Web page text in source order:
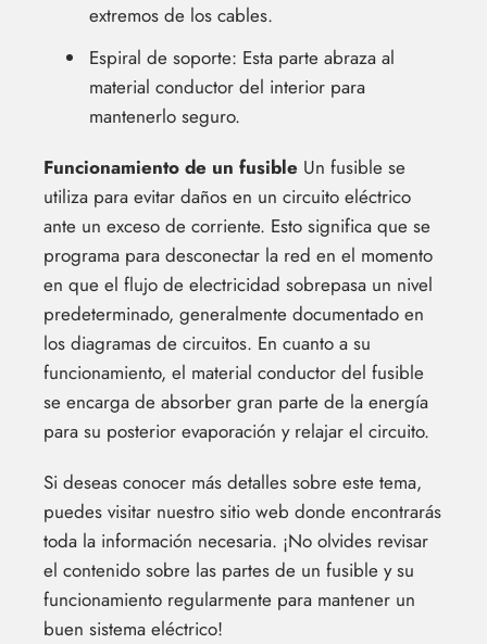
extremos de los cables.
Espiral de soporte: Esta parte abraza al
material conductor del interior para
mantenerlo seguro.
Funcionamiento de un fusible Un fusible se
utiliza para evitar daños en un circuito eléctrico
ante un exceso de corriente. Esto significa que se
programa para desconectar la red en el momento
en que el flujo de electricidad sobrepasa un nivel
predeterminado, generalmente documentado en
los diagramas de circuitos. En cuanto a su
funcionamiento, el material conductor del fusible
se encarga de absorber gran parte de la energía
para su posterior evaporación y relajar el circuito.
Si deseas conocer más detalles sobre este tema,
puedes visitar nuestro sitio web donde encontrarás
toda la información necesaria. ¡No olvides revisar
el contenido sobre las partes de un fusible y su
funcionamiento regularmente para mantener un
buen sistema eléctrico!